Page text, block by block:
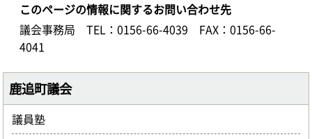
このページの情報に関するお問い合わせ先
議会事務局
TEL：0156-66-4039
FAX：0156-66-
4041
鹿追町議会
議員塾